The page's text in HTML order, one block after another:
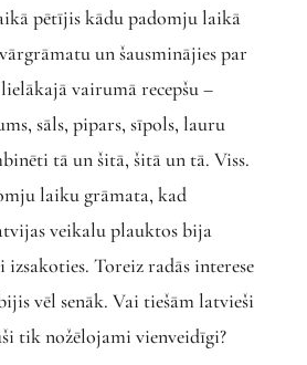
pētījis kādu padomju laikā
un šausminājies par
vairumā recepšu –
sāls, pipars, sīpols, lauru
tā un šitā, šitā un tā. Viss.
laiku grāmata, kad
veikalu plauktos bija
Toreiz radās interese
vēl senāk. Vai tiešām latvieši
tik nožēlojami vienveidīgi?